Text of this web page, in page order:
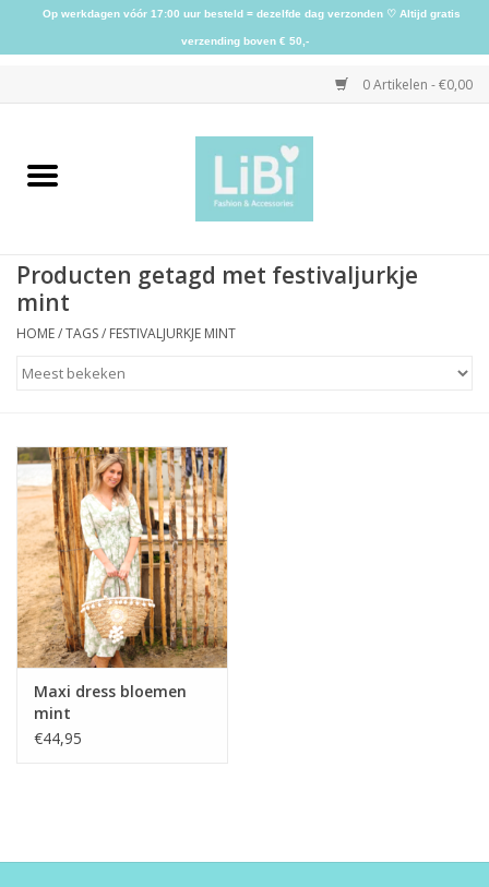
0 Artikelen - €0,00
Home
Kleding
Accessoires
Home deco
SALE
Herensokken
Producten getagd met festivaljurkje
mint
HOME/TAGS/ FESTIVALJURKJE MINT
Maxi dress bloemen
mint
€44,95
Op werkdagen vóór 17:00 uur besteld = dezelfde dag verzonden ♡ Altijd gratis
verzending boven € 50,-